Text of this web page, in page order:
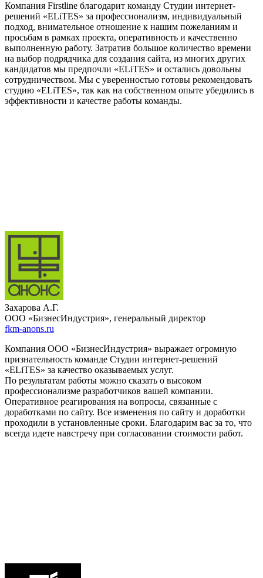
Компания Firstline благодарит команду Студии интернет-
решений «ELiTES» за профессионализм, индивидуальный
подход, внимательное отношение к нашим пожеланиям и
просьбам в рамках проекта, оперативность и качественно
выполненную работу. Затратив большое количество времени
на выбор подрядчика для создания сайта, из многих других
кандидатов мы предпочли «ELiTES» и остались довольны
сотрудничеством. Мы с уверенностью готовы рекомендовать
студию «ELiTES», так как на собственном опыте убедились в
эффективности и качестве работы команды.
Захарова А.Г.
ООО «БизнесИндустрия», генеральный директор
fkm-anons.ru
Компания ООО «БизнесИндустрия» выражает огромную
признательность команде Студии интернет-решений
«ELiTES» за качество оказываемых услуг.
По результатам работы можно сказать о высоком
профессионализме разработчиков вашей компании.
Оперативное реагирования на вопросы, связанные с
доработками по сайту. Все изменения по сайту и доработки
проходили в установленные сроки. Благодарим вас за то, что
всегда идете навстречу при согласовании стоимости работ.